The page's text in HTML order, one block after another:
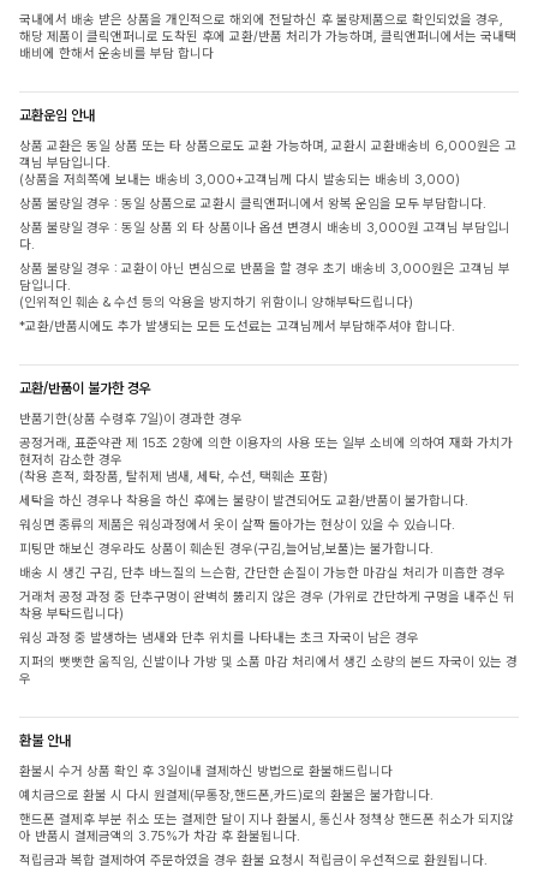
국내에서 배송 받은 상품을 개인적으로 해외에 전달하신 후 불량제품으로 확인되었을 경우,
해당 제품이 클릭앤퍼니로 도착된 후에 교환/반품 처리가 가능하며, 클릭앤퍼니에서는 국내택
배비에 한해서 운송비를 부담 합니다
교환운임 안내
상품 교환은 동일 상품 또는 타 상품으로도 교환 가능하며, 교환시 교환배송비 6,000원은 고
객님 부담입니다.
(상품을 저희쪽에 보내는 배송비 3,000+고객님께 다시 발송되는 배송비 3,000)
상품 불량일 경우 : 동일 상품으로 교환시 클릭앤퍼니에서 왕복 운임을 모두 부담합니다.
상품 불량일 경우 : 동일 상품 외 타 상품이나 옵션 변경시 배송비 3,000원 고객님 부담입니
다.
상품 불량일 경우 : 교환이 아닌 변심으로 반품을 할 경우 초기 배송비 3,000원은 고객님 부
담입니다.
(인위적인 훼손 & 수선 등의 악용을 방지하기 위함이니 양해부탁드립니다)
*교환/반품시에도 추가 발생되는 모든 도선료는 고객님께서 부담해주셔야 합니다.
교환/반품이 불가한 경우
반품기한(상품 수령후 7일)이 경과한 경우
공정거래, 표준약관 제 15조 2항에 의한 이용자의 사용 또는 일부 소비에 의하여 재화 가치가
현저히 감소한 경우
(착용 흔적, 화장품, 탈취제 냄새, 세탁, 수선, 택훼손 포함)
세탁을 하신 경우나 착용을 하신 후에는 불량이 발견되어도 교환/반품이 불가합니다.
워싱면 종류의 제품은 워싱과정에서 옷이 살짝 돌아가는 현상이 있을 수 있습니다.
피팅만 해보신 경우라도 상품이 훼손된 경우(구김,늘어남,보풀)는 불가합니다.
배송 시 생긴 구김, 단추 바느질의 느슨함, 간단한 손질이 가능한 마감실 처리가 미흡한 경우
거래처 공정 과정 중 단추구멍이 완벽히 뚫리지 않은 경우 (가위로 간단하게 구멍을 내주신 뒤
착용 부탁드립니다)
워싱 과정 중 발생하는 냄새와 단추 위치를 나타내는 초크 자국이 남은 경우
지퍼의 뻣뻣한 움직임, 신발이나 가방 및 소품 마감 처리에서 생긴 소량의 본드 자국이 있는 경
우
환불 안내
환불시 수거 상품 확인 후 3일이내 결제하신 방법으로 환불해드립니다
예치금으로 환불 시 다시 원결제(무통장,핸드폰,카드)로의 환불은 불가합니다.
핸드폰 결제후 부분 취소 또는 결제한 달이 지나 환불시, 통신사 정책상 핸드폰 취소가 되지않
아 반품시 결제금액의 3.75%가 차감 후 환불됩니다.
적립금과 복합 결제하여 주문하였을 경우 환불 요청시 적립금이 우선적으로 환원됩니다.